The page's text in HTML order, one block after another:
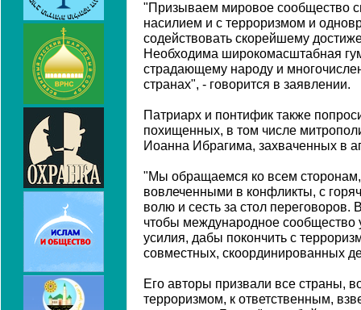
"Призываем мировое сообщество
насилием и с терроризмом и
содействовать скорейшему
Необходима широкомасштабная
страдающему народу и
странах", - говорится в заявлении.
Патриарх и понтифик также
похищенных, в том числе
Иоанна Ибрагима, захваченных в
"Мы обращаемся ко всем сторонам,
вовлеченными в конфликты, с
волю и сесть за стол
чтобы международное сообщество
усилия, дабы покончить с
совместных, скоординированных
Его авторы призвали все страны,
терроризмом, к ответственным,